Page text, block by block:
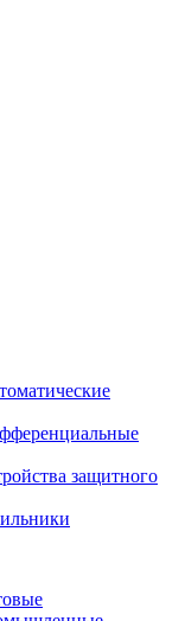
защитного